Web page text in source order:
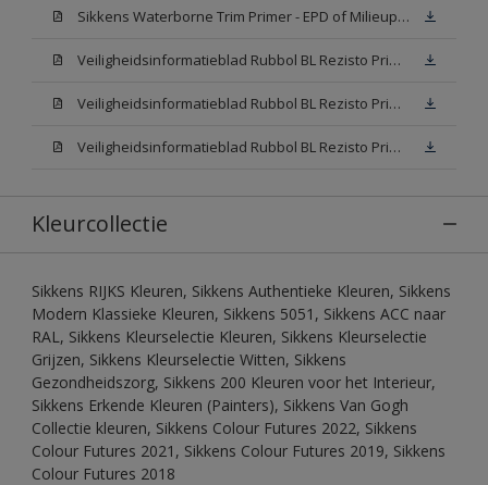
Sikkens Waterborne Trim Primer - EPD of Milieuproductverklaring
Veiligheidsinformatieblad Rubbol BL Rezisto Primer N00 (MSDS)
Veiligheidsinformatieblad Rubbol BL Rezisto Primer White (MSDS)
Veiligheidsinformatieblad Rubbol BL Rezisto Primer W05 (MSDS)
Kleurcollectie
Sikkens RIJKS Kleuren, Sikkens Authentieke Kleuren, Sikkens
Modern Klassieke Kleuren, Sikkens 5051, Sikkens ACC naar
RAL, Sikkens Kleurselectie Kleuren, Sikkens Kleurselectie
Grijzen, Sikkens Kleurselectie Witten, Sikkens
Gezondheidszorg, Sikkens 200 Kleuren voor het Interieur,
Sikkens Erkende Kleuren (Painters), Sikkens Van Gogh
Collectie kleuren, Sikkens Colour Futures 2022, Sikkens
Colour Futures 2021, Sikkens Colour Futures 2019, Sikkens
Colour Futures 2018